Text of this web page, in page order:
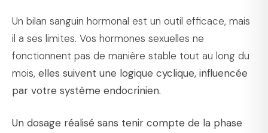
Un bilan sanguin hormonal est un outil efficace, mais
il a ses limites. Vos hormones sexuelles ne
fonctionnent pas de manière stable tout au long du
mois, elles suivent une logique cyclique, influencée
par votre système endocrinien.
Un dosage réalisé sans tenir compte de la phase